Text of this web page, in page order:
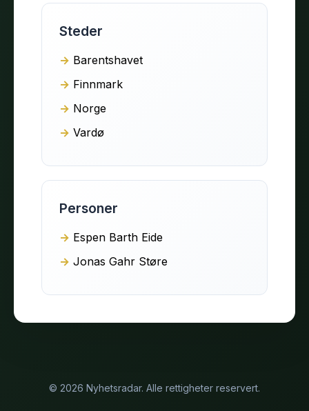
Steder
Barentshavet
Finnmark
Norge
Vardø
Personer
Espen Barth Eide
Jonas Gahr Støre
© 2026 Nyhetsradar. Alle rettigheter reservert.